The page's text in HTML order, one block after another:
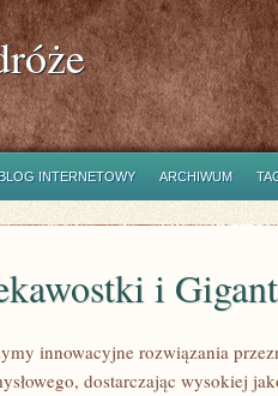
BLOG INTERNETOWY ARCHIWUM
i
innowacyjne rozwiązania
dostarczając wysokiej